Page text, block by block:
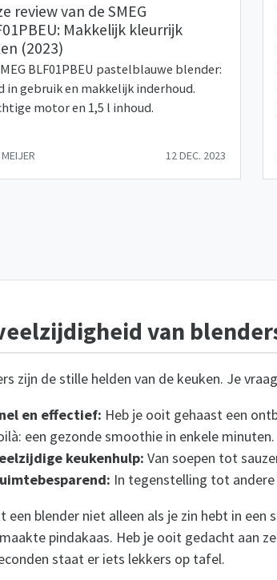
review van de SMEG
Makkelijk kleurrijk
(2023)
BLF01PBEU pastelblauwe blender:
in gebruik en makkelijk inderhoud.
motor en 1,5 l inhoud.
12 DEC. 2023
van
zijn de stille helden van de keuken. Je
en effectief: Heb je ooit gehaast een
een gezonde smoothie in enkele minuten.
keukenhulp: Van soepen tot
In tegenstelling tot
een blender niet alleen als je zin hebt in
pindakaas. Heb je ooit gedacht aan
staat er iets lekkers op tafel.